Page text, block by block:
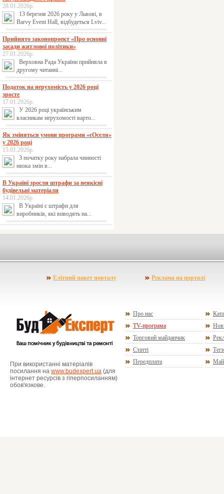
28.01.2026р.
13 березня 2026 року у Львові, в
Barvy Event Hall, відбудеться Lviv...
Прийнято законопроект «Про основні
засади житлової політики»
27.01.2026р.
Верховна Рада України прийняла в
другому читанні...
Податок на нерухомість у 2026 році
зросте
17.01.2026р.
У 2026 році українським
власникам нерухомості варто...
Як зміняться умови програми «єОселя»
у 2026 році
15.01.2026р.
З початку року набрала чинності
низка змін в...
В Україні зросли штрафи за неякісні
будівельні матеріали
14.01.2026р.
В Україні є штрафи для
виробників, які виводять на...
Елітний пакет порталу Реклама на порталі
При використанні матеріалів
посилання на www.budexpert.ua (для
інтернет ресурсів з гіперпосиланням)
обов'язкове.
Про нас
TV-програма
Торговий майданчик
Статті
Теги
Передплата